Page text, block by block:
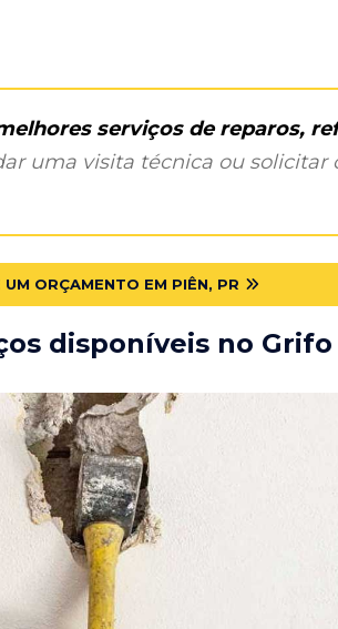
serviços de reparos,
uma visita técnica ou solicitar
UM ORÇAMENTO EM PIÊN, PR
disponíveis no Grifo